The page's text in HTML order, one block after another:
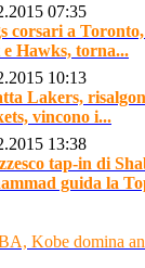
07:35
corsari a Toronto,
e Hawks, torna...
10:13
Lakers,
vincono i...
13:38
tap-in di
guida la
Kobe domina